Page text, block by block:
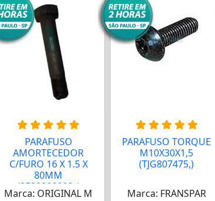
PARAFUSO
AMORTECEDOR
C/FURO 16 X 1.5 X
80MM
(3529900002_)
Marca: ORIGINAL M
PARAFUSO TORQUE
M10X30X1,5
(TJG807475,)
Marca: FRANSPAR